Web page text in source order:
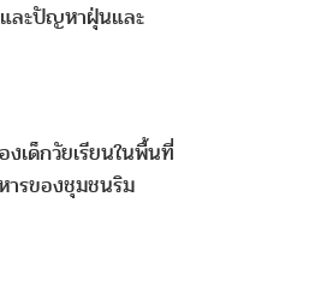
และปัญหาฝุ่นและ
เด็กวัยเรียนในพื้นที่
ารของชุมชนริม